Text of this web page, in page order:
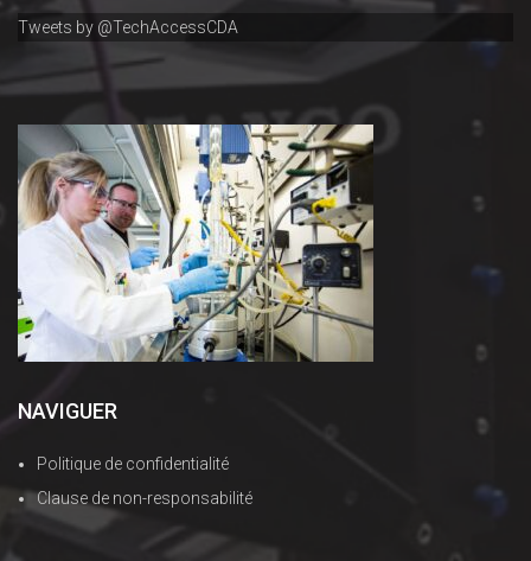
Tweets by @TechAccessCDA
NAVIGUER
Politique de confidentialité
Clause de non-responsabilité